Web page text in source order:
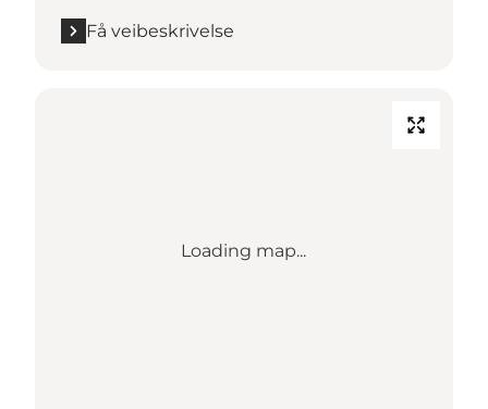
Få veibeskrivelse
Loading map...